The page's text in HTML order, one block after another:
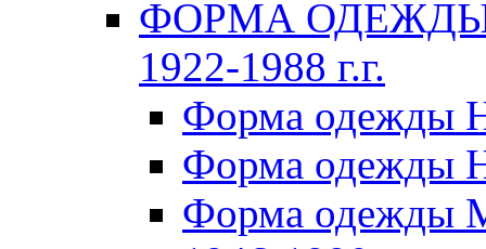
ФОРМА ОДЕЖДЫ
1922-1988 г.г.
Форма одежды
Форма одежды
Форма